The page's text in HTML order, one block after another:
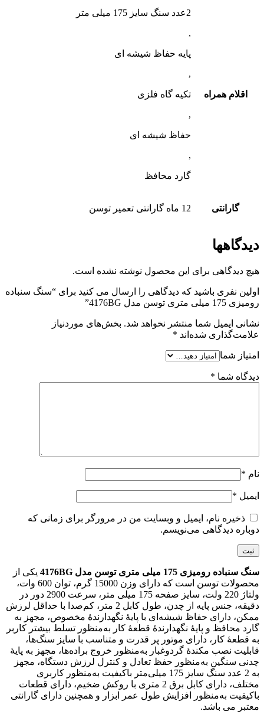
اقلام همراه
2عدد سنگ سایز 175 میلی متر
,
پایه حفاظ شیشه ای
,
تکیه گاه فلزی
,
حفاظ شیشه ای
,
گارد محافظ
گارانتی 12 ماه گارانتی تعمیر توسن
دیدگاهها
هیچ دیدگاهی برای این محصول نوشته نشده است.
اولین نفری باشید که دیدگاهی را ارسال می کنید برای “سنگ سنباده
رومیزی 175 میلی متری توسن مدل 4176BG”
نشانی ایمیل شما منتشر نخواهد شد. بخش‌های موردنیاز
علامت‌گذاری شده‌اند *
امتیاز شما
دیدگاه شما *
نام *
ایمیل *
ذخیره نام، ایمیل و وبسایت من در مرورگر برای زمانی که
دوباره دیدگاهی می‌نویسم.
سنگ سنباده رومیزی 175 میلی متری توسن مدل 4176BG
یکی از
محصولات توسن است که دارای وزن 15000 گرم، توان 600 وات،
ولتاژ 220 ولت، سایز صفحه 175 میلی متر، سرعت 2900 دور در
دقیقه، جنس پایه از چدن، طول کابل 2 متر، کم‌صدا با حداقل لرزش
ممکن، دارای حفاظ شیشه‌ای با پایۀ نگهدارندۀ مخصوص، مجهز به
گارد محافظ و پایۀ نگهدارندۀ قطعۀ کار به‌منظور تسلط بیشتر کاربر
به قطعۀ کار، دارای موتور پر قدرت و متناسب با سایز سنگ‌ها،
قابلیت نصب مکندۀ گردوغبار به‌منظور خروج براده‌ها، مجهز به پایۀ
چدنی سنگین به‌منظور حفظ تعادل و کنترل لرزش دستگاه، مجهز
به 2 عدد سنگ سایز 175 میلی‌متر باکیفیت به‌منظور کاربری
مختلف، دارای کابل برق 2 متری با روکش ضخیم، دارای قطعات
باکیفیت به‌منظور افزایش طول عمر ابزار و همچنین دارای گارانتی
معتبر می باشد.